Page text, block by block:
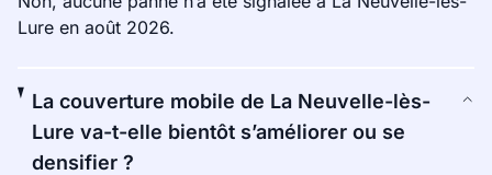
Lure en août 2026.
La couverture mobile de La Neuvelle-lès-
Lure va-t-elle bientôt s’améliorer ou se
densifier ?